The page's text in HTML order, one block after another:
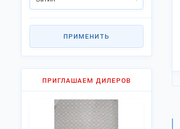
ПРИМЕНИТЬ
ПРИГЛАШАЕМ ДИЛЕРОВ